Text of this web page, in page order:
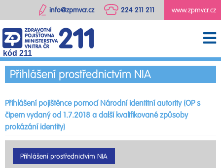
www.zpmvcr.cz
224 211 211
info@zpmvcr.cz
kód 211
Přihlášení prostřednictvím NIA
Přihlášení pojištěnce pomocí Národní identitní autority (OP s
čipem vydaný od 1.7.2018 a další kvalifikované způsoby
prokázání identity)